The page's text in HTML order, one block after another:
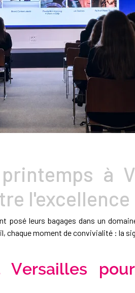
à
posé leurs bagages dans un
chaque moment de convivialité : la
Versailles